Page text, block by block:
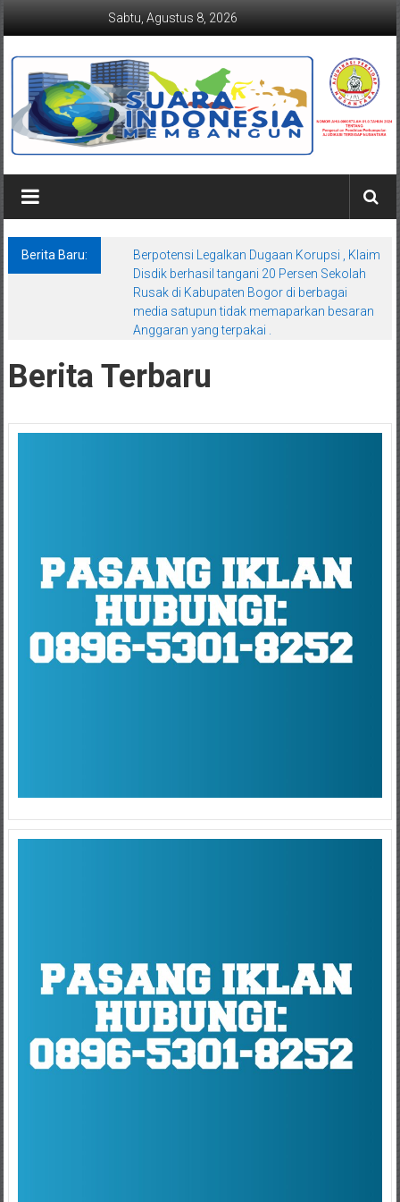
Sabtu, Agustus 8, 2026
Berita Baru:
Berpotensi Legalkan Dugaan Korupsi , Klaim
Disdik berhasil tangani 20 Persen Sekolah
Rusak di Kabupaten Bogor di berbagai
media satupun tidak memaparkan besaran
Anggaran yang terpakai .
Berita Terbaru